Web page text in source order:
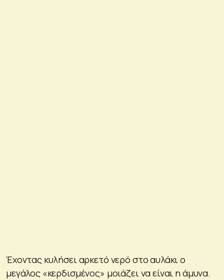
Έχοντας κυλήσει αρκετό νερό στο αυλάκι ο
μεγάλος «κερδισμένος» μοιάζει να είναι η άμυνα.